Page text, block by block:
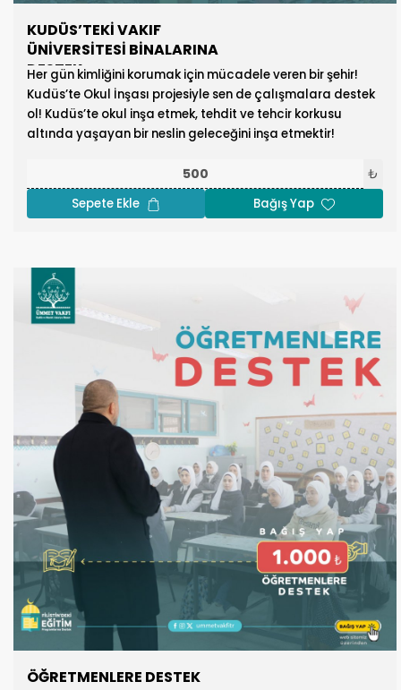
KUDÜS’TEKİ VAKIF
ÜNİVERSİTESİ BİNALARINA
DESTEK
Her gün kimliğini korumak için mücadele veren bir şehir!
Kudüs’te Okul İnşası projesiyle sen de çalışmalara destek
ol! Kudüs’te okul inşa etmek, tehdit ve tehcir korkusu
altında yaşayan bir neslin geleceğini inşa etmektir!
₺
Sepete Ekle Bağış Yap
ÖĞRETMENLERE DESTEK